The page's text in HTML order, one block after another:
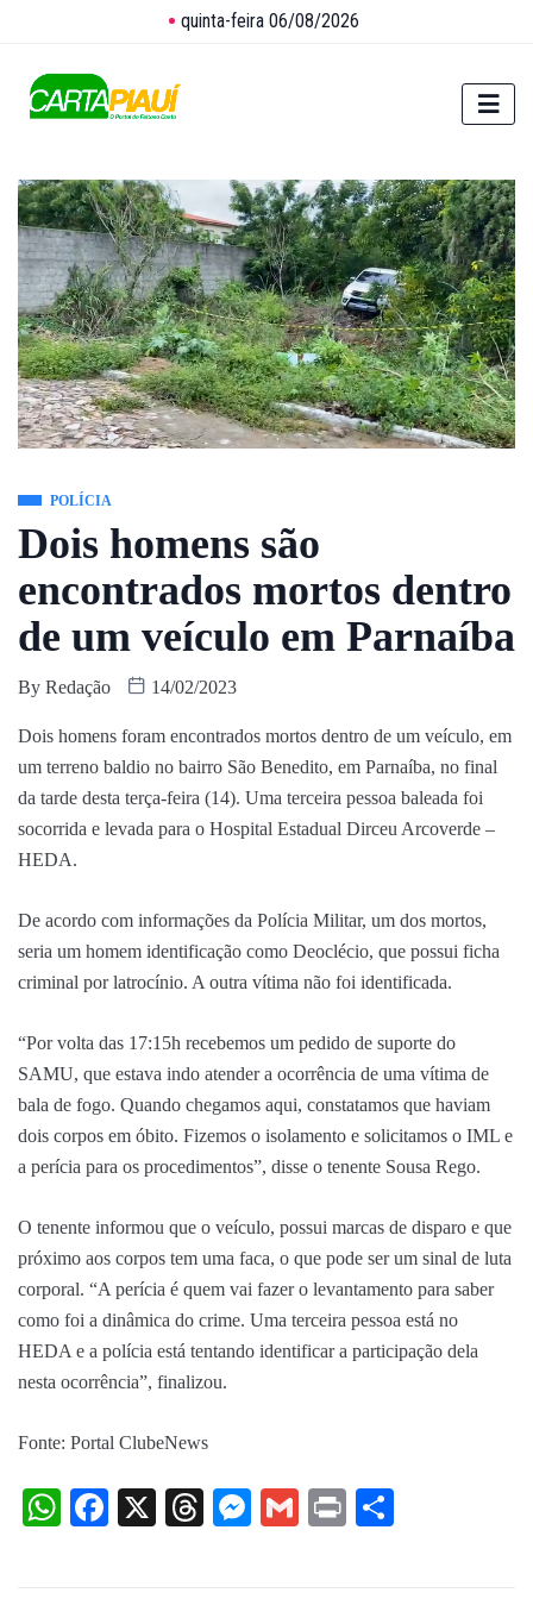
quinta-feira 06/08/2026
POLÍCIA
Dois homens são
encontrados mortos dentro
de um veículo em Parnaíba
By Redação 14/02/2023
Dois homens foram encontrados mortos dentro de um veículo, em
um terreno baldio no bairro São Benedito, em Parnaíba, no final
da tarde desta terça-feira (14). Uma terceira pessoa baleada foi
socorrida e levada para o Hospital Estadual Dirceu Arcoverde –
HEDA.
De acordo com informações da Polícia Militar, um dos mortos,
seria um homem identificação como Deoclécio, que possui ficha
criminal por latrocínio. A outra vítima não foi identificada.
“Por volta das 17:15h recebemos um pedido de suporte do
SAMU, que estava indo atender a ocorrência de uma vítima de
bala de fogo. Quando chegamos aqui, constatamos que haviam
dois corpos em óbito. Fizemos o isolamento e solicitamos o IML e
a perícia para os procedimentos”, disse o tenente Sousa Rego.
O tenente informou que o veículo, possui marcas de disparo e que
próximo aos corpos tem uma faca, o que pode ser um sinal de luta
corporal. “A perícia é quem vai fazer o levantamento para saber
como foi a dinâmica do crime. Uma terceira pessoa está no
HEDA e a polícia está tentando identificar a participação dela
nesta ocorrência”, finalizou.
Fonte: Portal ClubeNews
WhatsApp
Facebook
X Threads
Messenger
Gmail
Print